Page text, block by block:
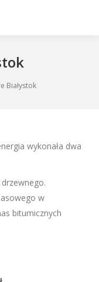
Białystok
wykonała dwa
w
bitumicznych